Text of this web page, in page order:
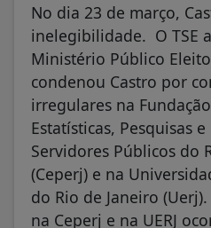
No dia 23 de março,
inelegibilidade. O TSE
Ministério Público
condenou Castro por
irregulares na
Estatísticas, Pesquisas
Servidores Públicos do
(Ceperj) e na
do Rio de Janeiro
na Ceperj e na UERJ